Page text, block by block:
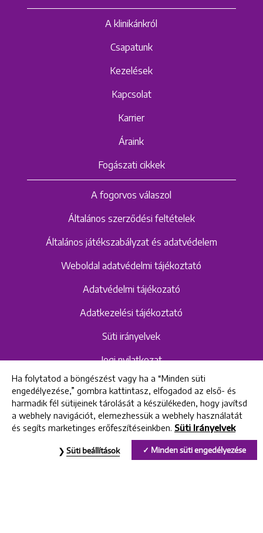
A klinikánkról
Csapatunk
Kezelések
Kapcsolat
Karrier
Áraink
Fogászati cikkek
A fogorvos válaszol
Általános szerződési feltételek
Általános játékszabályzat és adatvédelem
Weboldal adatvédelmi tájékoztató
Adatvédelmi tájékozató
Adatkezelési tájékoztató
Süti irányelvek
Jogi nyilatkozat
Hangrögzítéshez kapcsolódó adatvédelmi
szabályzat és tájékoztató
Uniklinik Fogászati és Implantációs Központ
Ha folytatod a böngészést vagy ha a “Minden süti
engedélyezése,” gombra kattintasz, elfogadod az első- és
harmadik fél sütijeinek tárolását a készülékeden, hogy javítsd
a webhely navigációt, elemezhessük a webhely használatát
és segíts marketinges erőfeszítéseinkben. Süti Irányelvek
Minden süti engedélyezése
Süti beállítások